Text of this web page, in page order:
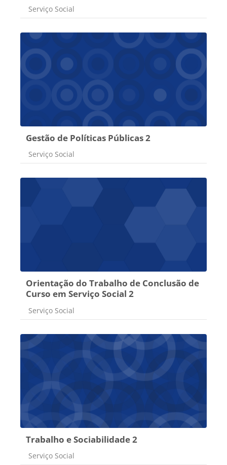
Categoria do curso
Serviço Social
Gestão de Políticas Públicas 2
Categoria do curso
Serviço Social
Orientação do Trabalho de Conclusão de
Curso em Serviço Social 2
Categoria do curso
Serviço Social
Trabalho e Sociabilidade 2
Categoria do curso
Serviço Social